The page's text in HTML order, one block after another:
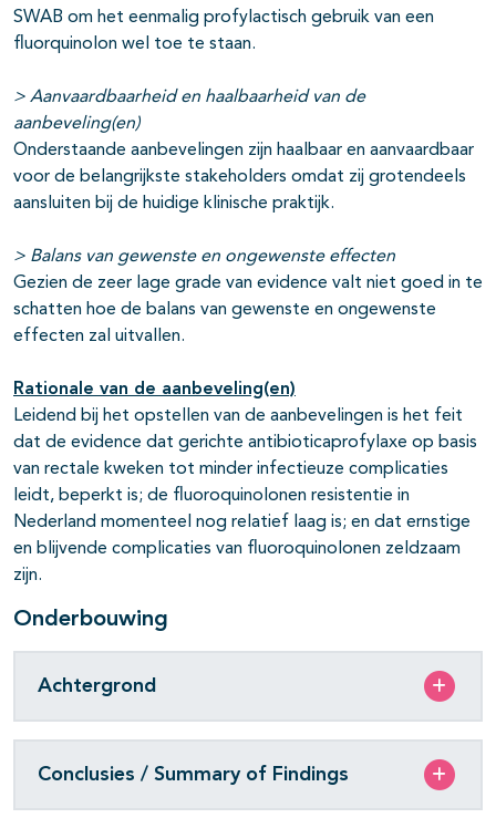
SWAB om het eenmalig profylactisch gebruik van een
fluorquinolon wel toe te staan.
> Aanvaardbaarheid en haalbaarheid van de
aanbeveling(en)
Onderstaande aanbevelingen zijn haalbaar en aanvaardbaar
voor de belangrijkste stakeholders omdat zij grotendeels
aansluiten bij de huidige klinische praktijk.
> Balans van gewenste en ongewenste effecten
Gezien de zeer lage grade van evidence valt niet goed in te
schatten hoe de balans van gewenste en ongewenste
effecten zal uitvallen.
Rationale van de aanbeveling(en)
Leidend bij het opstellen van de aanbevelingen is het feit
dat de evidence dat gerichte antibioticaprofylaxe op basis
van rectale kweken tot minder infectieuze complicaties
leidt, beperkt is; de fluoroquinolonen resistentie in
Nederland momenteel nog relatief laag is; en dat ernstige
en blijvende complicaties van fluoroquinolonen zeldzaam
zijn.
Onderbouwing
Achtergrond
Conclusies / Summary of Findings